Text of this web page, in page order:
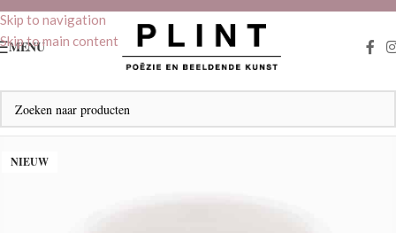
Skip to navigation
Skip to main content
MENU
NIEUW